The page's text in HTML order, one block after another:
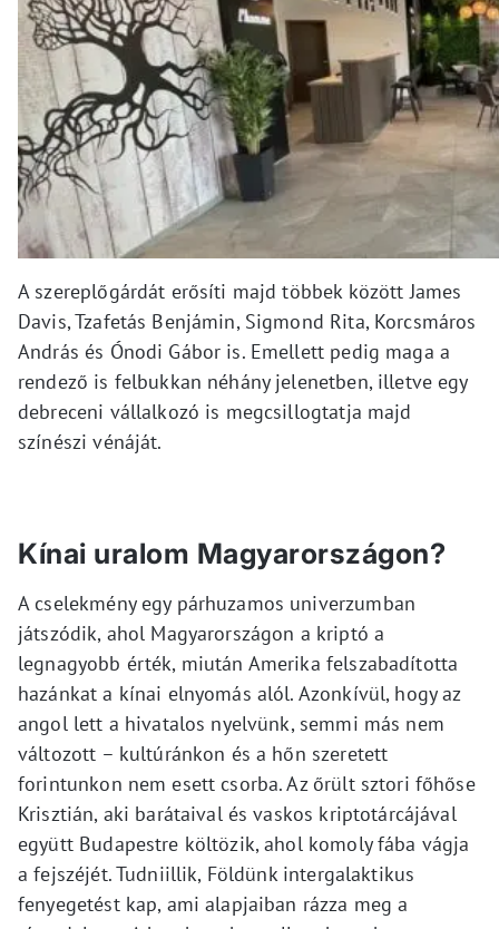
A szereplőgárdát erősíti majd többek között James
Davis, Tzafetás Benjámin, Sigmond Rita, Korcsmáros
András és Ónodi Gábor is. Emellett pedig maga a
rendező is felbukkan néhány jelenetben, illetve egy
debreceni vállalkozó is megcsillogtatja majd
színészi vénáját.
Kínai uralom Magyarországon?
A cselekmény egy párhuzamos univerzumban
játszódik, ahol Magyarországon a kriptó a
legnagyobb érték, miután Amerika felszabadította
hazánkat a kínai elnyomás alól. Azonkívül, hogy az
angol lett a hivatalos nyelvünk, semmi más nem
változott – kultúránkon és a hőn szeretett
forintunkon nem esett csorba. Az őrült sztori főhőse
Krisztián, aki barátaival és vaskos kriptotárcájával
együtt Budapestre költözik, ahol komoly fába vágja
a fejszéjét. Tudniillik, Földünk intergalaktikus
fenyegetést kap, ami alapjaiban rázza meg a